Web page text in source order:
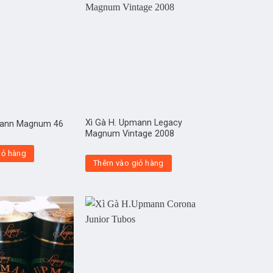
Magnum 46
hàng
Xì Gà H. Upmann Legacy
Magnum Vintage 2008
Thêm vào giỏ hàng